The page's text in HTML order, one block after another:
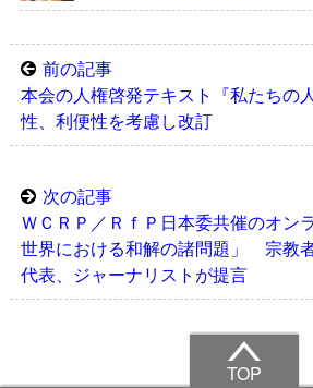
前の記事
本会の人権啓発テキスト『私たち
性、利便性を考慮し改訂
次の記事
ＷＣＲＰ／ＲｆＰ日本委共催のオン
世界における和解の諸問題」 宗教
代表、ジャーナリストが提言
TOP